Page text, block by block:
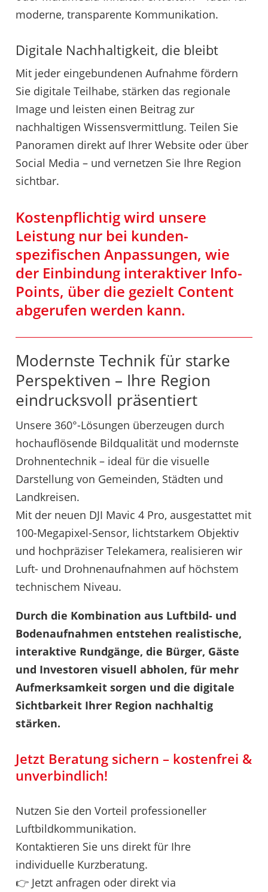
moderne, transparente Kommunikation.
Digitale Nachhaltigkeit, die bleibt
Mit jeder eingebundenen Aufnahme fördern
Sie digitale Teilhabe, stärken das regionale
Image und leisten einen Beitrag zur
nachhaltigen Wissensvermittlung. Teilen Sie
Panoramen direkt auf Ihrer Website oder über
Social Media – und vernetzen Sie Ihre Region
sichtbar.
Kostenpflichtig wird unsere
Leistung nur bei kunden­
spezifischen Anpassungen, wie
der Einbindung interaktiver Info-
Points, über die gezielt Content
abgerufen werden kann.
Modernste Technik für starke
Perspektiven – Ihre Region
eindrucksvoll präsentiert
Unsere 360°-Lösungen überzeugen durch
hochauflösende Bildqualität und modernste
Drohnentechnik – ideal für die visuelle
Darstellung von Gemeinden, Städten und
Landkreisen.
Mit der neuen DJI Mavic 4 Pro, ausgestattet mit
100-Megapixel-Sensor, lichtstarkem Objektiv
und hochpräziser Telekamera, realisieren wir
Luft- und Drohnenaufnahmen auf höchstem
technischem Niveau.
Durch die Kombination aus Luftbild- und
Bodenaufnahmen entstehen realistische,
interaktive Rundgänge, die Bürger, Gäste
und Investoren visuell abholen, für mehr
Aufmerksamkeit sorgen und die digitale
Sichtbarkeit Ihrer Region nachhaltig
stärken.
Jetzt Beratung sichern – kostenfrei &
unverbindlich!
Nutzen Sie den Vorteil professioneller
Luftbildkommunikation.
Kontaktieren Sie uns direkt für Ihre
individuelle Kurzberatung.
👉 Jetzt anfragen oder direkt via